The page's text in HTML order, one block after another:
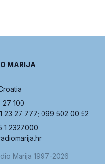
MARIJA
27 100
23 27 777; 099 502 00 52
1 2327000
Marija 1997-2026